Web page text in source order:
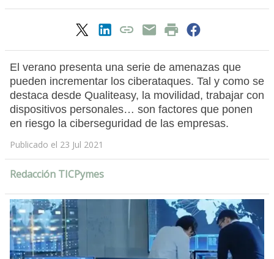
El verano presenta una serie de amenazas que
pueden incrementar los ciberataques. Tal y como se
destaca desde Qualiteasy, la movilidad, trabajar con
dispositivos personales… son factores que ponen
en riesgo la ciberseguridad de las empresas.
Publicado el 23 Jul 2021
Redacción TICPymes